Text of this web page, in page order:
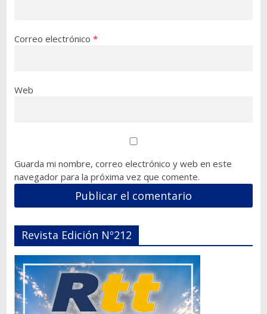
Correo electrónico *
Web
Guarda mi nombre, correo electrónico y web en este
navegador para la próxima vez que comente.
Revista Edición Nº212